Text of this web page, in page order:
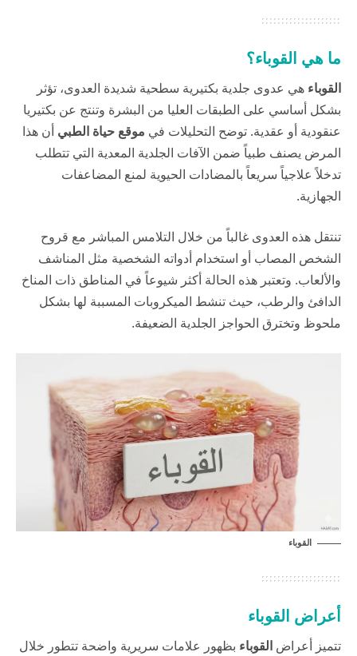
ما هي القوباء؟
القوباء هي عدوى جلدية بكتيرية سطحية شديدة العدوى، تؤثر
بشكل أساسي على الطبقات العليا من البشرة وتنتج عن بكتيريا
عنقودية أو عقدية. توضح التحليلات في موقع حياة الطبي أن هذا
المرض يصنف طبياً ضمن الآفات الجلدية المعدية التي تتطلب
تدخلاً علاجياً سريعاً بالمضادات الحيوية لمنع المضاعفات
الجهازية.
تنتقل هذه العدوى غالباً من خلال التلامس المباشر مع قروح
الشخص المصاب أو استخدام أدواته الشخصية مثل المناشف
والألعاب. وتعتبر هذه الحالة أكثر شيوعاً في المناطق ذات المناخ
الدافئ والرطب، حيث تنشط الميكروبات المسببة لها بشكل
ملحوظ وتخترق الحواجز الجلدية الضعيفة.
القوباء
أعراض القوباء
تتميز أعراض القوباء بظهور علامات سريرية واضحة تتطور خلال